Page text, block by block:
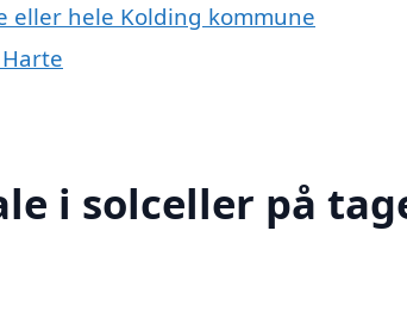
eller hele Kolding kommune
i solceller på